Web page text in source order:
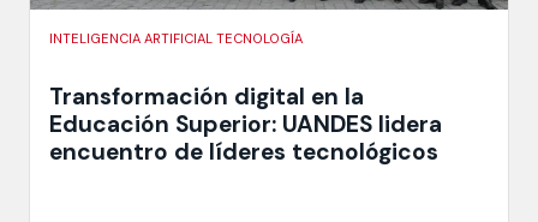
INTELIGENCIA ARTIFICIAL TECNOLOGÍA
Transformación digital en la
Educación Superior: UANDES lidera
encuentro de líderes tecnológicos